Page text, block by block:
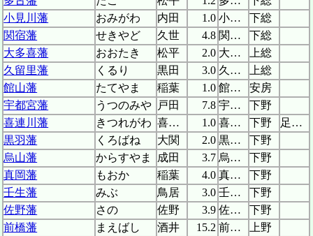
小見川藩
おみがわ 内田 1.0 小見川陣屋
下総
関宿藩
せきやど 久世 4.8 関宿城
下総
大多喜藩
おおたき 松平 2.0 大多喜城
上総
久留里藩
くるり 黒田 3.0 久留里城
上総
館山藩
たてやま 稲葉 1.0 館山城
安房
宇都宮藩
うつのみや 戸田 7.8 宇都宮城
下野
喜連川藩
きつれがわ 喜連川 1.0 喜連川陣屋 下野
足利氏の後裔
黒羽藩
くろばね 大関 2.0 黒羽陣屋
下野
烏山藩
からすやま 成田 3.7 烏山城
下野
真岡藩
もおか 稲葉 4.0 真岡陣屋
下野
壬生藩
みぶ 鳥居 3.0 壬生城
下野
佐野藩
さの 佐野 3.9 佐野城
下野
前橋藩
まえばし 酒井 15.2 前橋城
上野